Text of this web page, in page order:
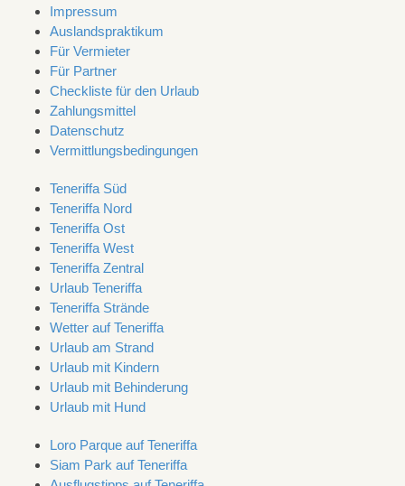
Impressum
Auslandspraktikum
Für Vermieter
Für Partner
Checkliste für den Urlaub
Zahlungsmittel
Datenschutz
Vermittlungsbedingungen
Teneriffa Süd
Teneriffa Nord
Teneriffa Ost
Teneriffa West
Teneriffa Zentral
Urlaub Teneriffa
Teneriffa Strände
Wetter auf Teneriffa
Urlaub am Strand
Urlaub mit Kindern
Urlaub mit Behinderung
Urlaub mit Hund
Loro Parque auf Teneriffa
Siam Park auf Teneriffa